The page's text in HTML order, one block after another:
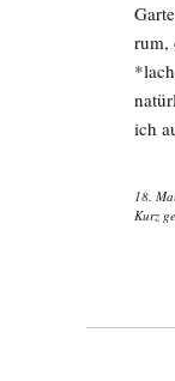
rum,
ich
18.
Kurz